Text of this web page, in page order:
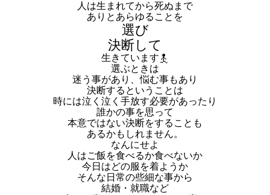
人は生まれてから死ぬまで
ありとあらゆることを
選び
決断して
生きています
選ぶときは
迷う事があり、悩む事もあり
決断するということは
時には泣く泣く手放す必要があったり
誰かの事を思って
本意ではない決断をすることも
あるかもしれません。
なんにせよ
人はご飯を食べるか食べないか
今日はどの服を着ようか
そんな日常の些細な事から
結婚・就職など